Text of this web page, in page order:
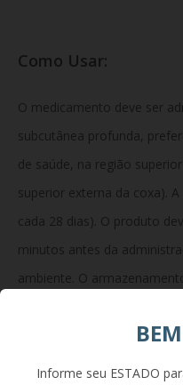
Como Usar:
O medicamento deve ser
subcutânea profunda,
de saúde, na região
superior externa da coxa).
cada 28 dias). O produto
minutos antes da
ambiente. O
Informe seu ESTADO